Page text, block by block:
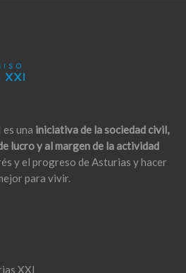
una iniciativa de la sociedad civil,
lucro y al margen de la actividad
y el progreso de Asturias y hacer
para vivir.
XXI